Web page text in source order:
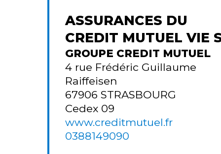
ASSURANCES DU
CREDIT MUTUEL VIE
GROUPE CREDIT MUTUEL
4 rue Frédéric Guillaume
Raiffeisen
67906 STRASBOURG
Cedex 09
www.creditmutuel.fr
0388149090